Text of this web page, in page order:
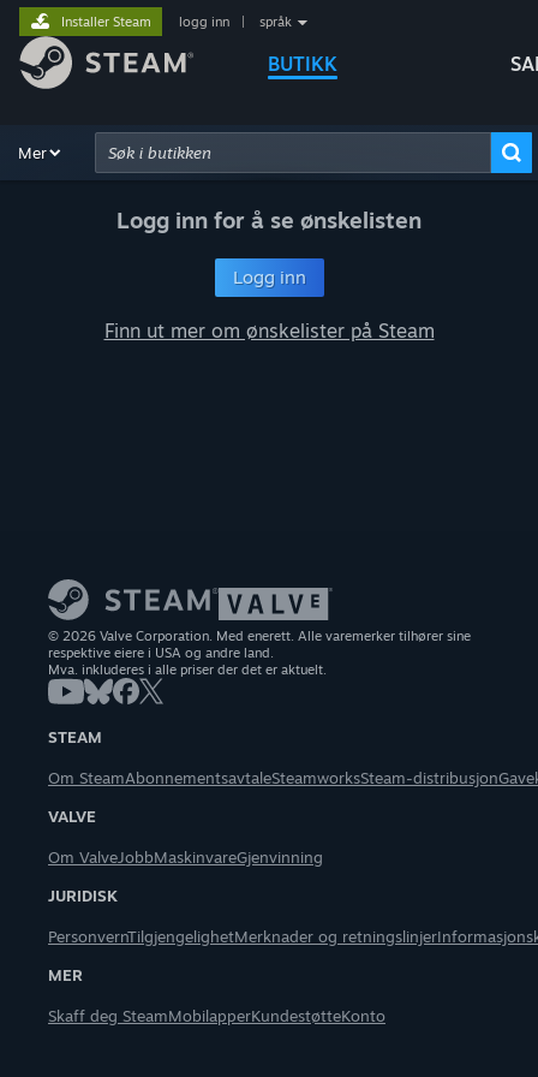
BUTIKK
Installer Steam logg inn språk
Utforsk Anbefalinger Måter
Mer
Avansert søk
Logg inn for å se ønskelisten
Logg inn
Finn ut mer om ønskelister på Steam
© 2026 Valve Corporation. Med enerett. Alle varemerker tilhører sine
respektive eiere i USA og andre land.
Mva. inkluderes i alle priser der det er aktuelt.
STEAM
Om SteamAbonnementsavtaleSteamworksSteam-distribusjon
VALVE
Om ValveJobbMaskinvareGjenvinning
JURIDISK
PersonvernTilgjengelighetMerknader og retningslinjer
MER
Skaff deg SteamMobilapperKundestøtteKonto